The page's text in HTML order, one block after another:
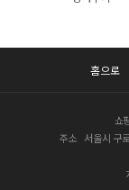
홈으로
쇼
주소 서울시 구